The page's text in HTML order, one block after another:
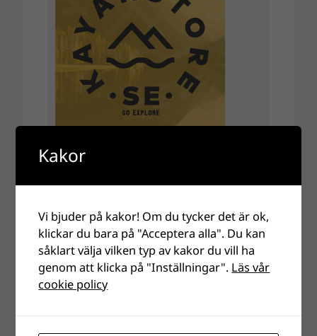
Kakor
Vi bjuder på kakor! Om du tycker det är ok,
klickar du bara på "Acceptera alla". Du kan
såklart välja vilken typ av kakor du vill ha
genom att klicka på "Inställningar". Läs vår
cookie policy